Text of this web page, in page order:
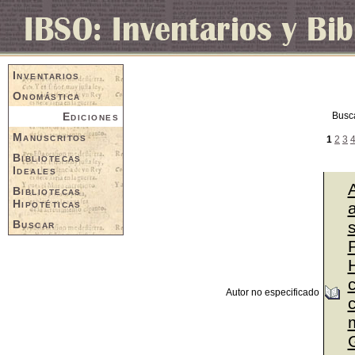
Inventarios
Onomástica
Ediciones
Manuscritos
Bibliotecas
Ideales
Bibliotecas
Hipotéticas
Buscar
1 2 3 4
Autor no especificado